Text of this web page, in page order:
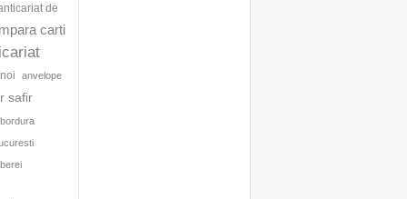
de
carti
anvelope
safir
bordura